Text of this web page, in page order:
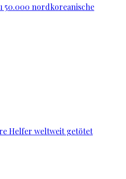
50.000 nordkoreanische
Helfer weltweit getötet